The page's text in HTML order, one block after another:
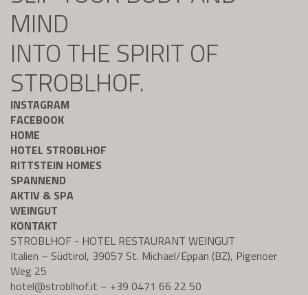
MIND
INTO THE SPIRIT OF
STROBLHOF.
INSTAGRAM
FACEBOOK
HOME
HOTEL STROBLHOF
RITTSTEIN HOMES
SPANNEND
AKTIV & SPA
WEINGUT
KONTAKT
STROBLHOF - HOTEL RESTAURANT WEINGUT
Italien – Südtirol, 39057 St. Michael/Eppan (BZ), Pigenoer
Weg 25
hotel@stroblhof.it – +39 0471 66 22 50